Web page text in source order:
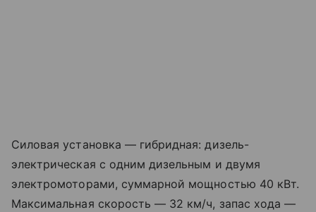
Силовая установка — гибридная: дизель-
электрическая с одним дизельным и двумя
электромоторами, суммарной мощностью 40 кВт.
Максимальная скорость — 32 км/ч, запас хода —